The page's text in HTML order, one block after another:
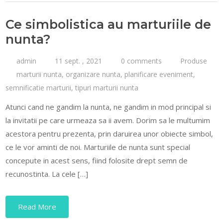
Ce simbolistica au marturiile de
nunta?
admin 11 sept. , 2021 0 comments
Produse
marturii nunta, organizare nunta, planificare eveniment,
semnificatie marturii,tipuri marturii nunta
Atunci cand ne gandim la nunta, ne gandim in mod principal si
la invitatii pe care urmeaza sa ii avem. Dorim sa le multumim
acestora pentru prezenta, prin daruirea unor obiecte simbol,
ce le vor aminti de noi. Marturiile de nunta sunt special
concepute in acest sens, fiind folosite drept semn de
recunostinta. La cele […]
Read More